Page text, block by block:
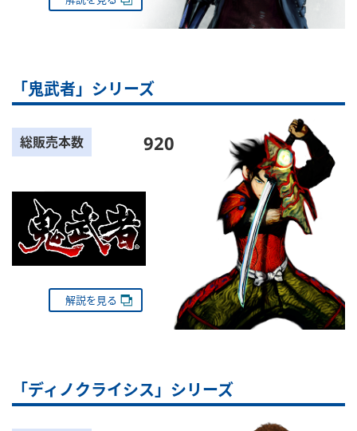
「鬼武者」シリーズ
総販売本数 920
解説を見る
「ディノクライシス」シリーズ